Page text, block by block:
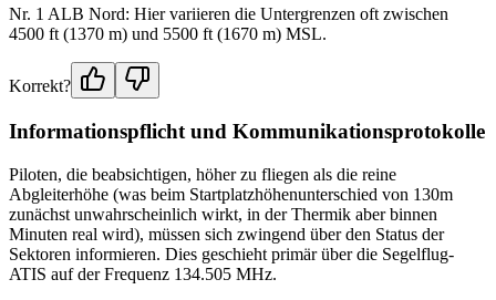
Nr. 1 ALB Nord: Hier variieren die Untergrenzen oft zwischen
4500 ft (1370 m) und 5500 ft (1670 m) MSL.
Korrekt?
Informationspflicht und Kommunikationsprotokolle
Piloten, die beabsichtigen, höher zu fliegen als die reine
Abgleiterhöhe (was beim Startplatzhöhenunterschied von 130m
zunächst unwahrscheinlich wirkt, in der Thermik aber binnen
Minuten real wird), müssen sich zwingend über den Status der
Sektoren informieren. Dies geschieht primär über die Segelflug-
ATIS auf der Frequenz 134.505 MHz.